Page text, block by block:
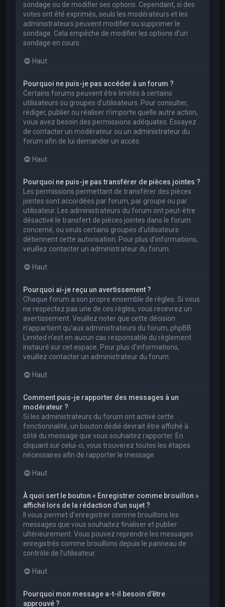
sondage ou de modifier ses options. Cependant, si des
votes ont été exprimés, seuls les modérateurs et les
administrateurs peuvent modifier ou supprimer le
sondage. Cela empêche de modifier les options d’un
sondage en cours.
Haut
Pourquoi ne puis-je pas accéder à un forum ?
Certains forums peuvent être limités à certains
utilisateurs ou groupes d’utilisateurs. Pour consulter,
rédiger, publier ou réaliser n’importe quelle autre action,
vous avez besoin des permissions adéquates. Essayez
de contacter un modérateur ou un administrateur du
forum afin de lui demander un accès.
Haut
Pourquoi ne puis-je pas transférer de pièces jointes ?
Les permissions permettant de transférer des pièces
jointes sont accordées par forum, par groupe ou par
utilisateur. Les administrateurs du forum ont peut-être
désactivé le transfert de pièces jointes dans le forum
concerné, ou seuls certains groupes d’utilisateurs
détiennent cette autorisation. Pour plus d’informations,
veuillez contacter un administrateur du forum.
Haut
Pourquoi ai-je reçu un avertissement ?
Chaque forum a son propre ensemble de règles. Si vous
ne respectez pas une de ces règles, vous recevrez un
avertissement. Veuillez noter que cette décision
n’appartient qu’aux administrateurs du forum, phpBB
Limited n’est en aucun cas responsable du règlement
instauré sur cet espace. Pour plus d’informations,
veuillez contacter un administrateur du forum.
Haut
Comment puis-je rapporter des messages à un
modérateur ?
Si les administrateurs du forum ont activé cette
fonctionnalité, un bouton dédié devrait être affiché à
côté du message que vous souhaitez rapporter. En
cliquant sur celui-ci, vous trouverez toutes les étapes
nécessaires afin de rapporter le message.
Haut
À quoi sert le bouton « Enregistrer comme brouillon »
affiché lors de la rédaction d’un sujet ?
Il vous permet d’enregistrer comme brouillons les
messages que vous souhaitez finaliser et publier
ultérieurement. Vous pouvez reprendre les messages
enregistrés comme brouillons depuis le panneau de
contrôle de l’utilisateur.
Haut
Pourquoi mon message a-t-il besoin d’être
approuvé ?